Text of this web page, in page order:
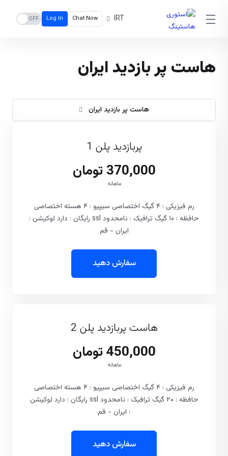
IRT
Chat Now
Log In
هاست پر بازدید ایران
هاست پر بازدید ایران
پربازدید پلن 1
370,000 تومان
ماهانه
رم فیزیکی : ۴ گیگ اختصاصی سیپیو : ۴ هسته اختصاصی
حافظه : ۱۰ گیگ ترافیک : نامحدود ssl رایگان : دارد لوکیشن :
ایران - قم
سفارش دهید
هاست پربازدید پلن 2
450,000 تومان
ماهانه
رم فیزیکی : ۴ گیگ اختصاصی سیپیو : ۴ هسته اختصاصی
حافظه : ۲۰ گیگ ترافیک : نامحدود ssl رایگان : دارد لوکیشن
: ایران - قم
سفارش دهید